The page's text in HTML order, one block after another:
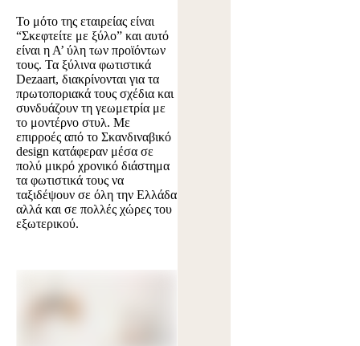
Το μότο της εταιρείας είναι
“Σκεφτείτε με ξύλο” και αυτό
είναι η Α’ ύλη των προϊόντων
τους. Τα ξύλινα φωτιστικά
Dezaart, διακρίνονται για τα
πρωτοποριακά τους σχέδια και
συνδυάζουν τη γεωμετρία με
το μοντέρνο στυλ. Με
επιρροές από το Σκανδιναβικό
design κατάφεραν μέσα σε
πολύ μικρό χρονικό διάστημα
τα φωτιστικά τους να
ταξιδέψουν σε όλη την Ελλάδα
αλλά και σε πολλές χώρες του
εξωτερικού.